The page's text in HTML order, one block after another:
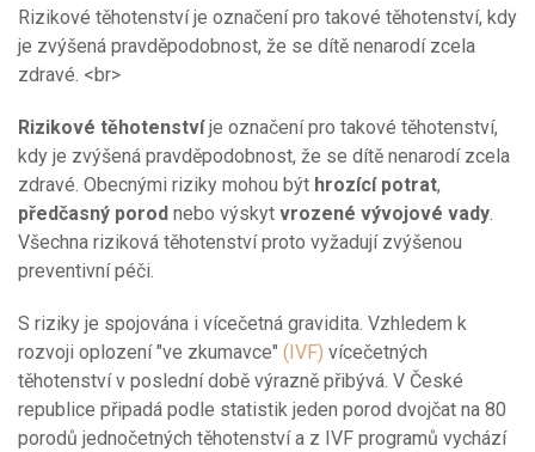
Rizikové těhotenství je označení pro takové těhotenství, kdy
je zvýšená pravděpodobnost, že se dítě nenarodí zcela
zdravé. <br>
Rizikové těhotenstvíje označení pro takové těhotenství,
kdy je zvýšená pravděpodobnost, že se dítě nenarodí zcela
zdravé. Obecnými riziky mohou být hrozící potrat,
předčasný porod nebo výskyt vrozené vývojové vady.
Všechna riziková těhotenství proto vyžadují zvýšenou
preventivní péči.
S riziky je spojována i vícečetná gravidita. Vzhledem k
rozvoji oplození "ve zkumavce" (IVF) vícečetných
těhotenství v poslední době výrazně přibývá. V České
republice připadá podle statistik jeden porod dvojčat na 80
porodů jednočetných těhotenství a z IVF programů vychází